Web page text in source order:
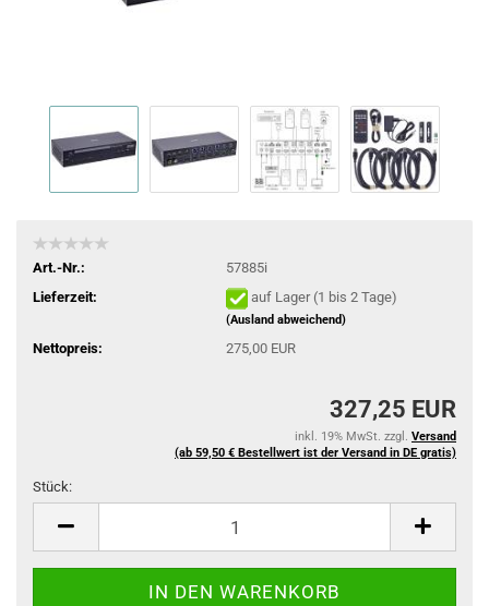
Art.-Nr.:
57885i
Lieferzeit:
auf Lager (1 bis 2 Tage)
(Ausland abweichend)
Nettopreis: 275,00 EUR
327,25 EUR
inkl. 19% MwSt. zzgl. Versand
(ab 59,50 € Bestellwert ist der Versand in DE gratis)
Stück: